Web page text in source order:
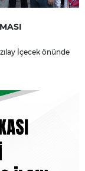
İçecek önünde